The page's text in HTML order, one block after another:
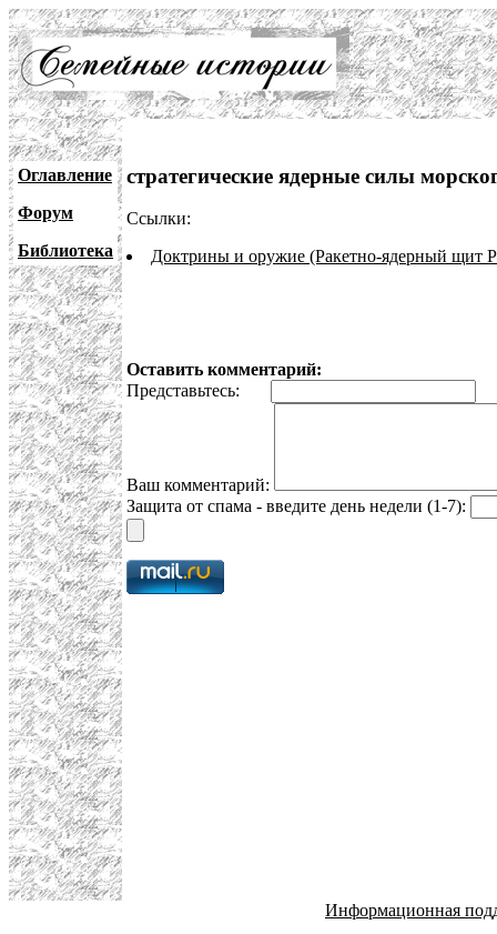
Оглавление
Форум
Библиотека
стратегические ядерные силы
Ссылки:
Доктрины и оружие (Ракетно-ядерный щит
Оставить комментарий:
Представьтесь:
Ваш комментарий:
Защита от спама - введите день недели (1-7):
Информационная